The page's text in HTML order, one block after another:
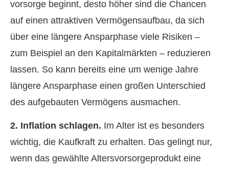
vorsorge beginnt, desto höher sind die Chancen
auf einen attraktiven Vermögensaufbau, da sich
über eine längere Ansparphase viele Risiken –
zum Beispiel an den Kapitalmärkten – reduzieren
lassen. So kann bereits eine um wenige Jahre
längere Ansparphase einen großen Unterschied
des aufgebauten Vermögens ausmachen.
2. Inflation schlagen. Im Alter ist es besonders
wichtig, die Kaufkraft zu erhalten. Das gelingt nur,
wenn das gewählte Alters­vorsorgeprodukt eine